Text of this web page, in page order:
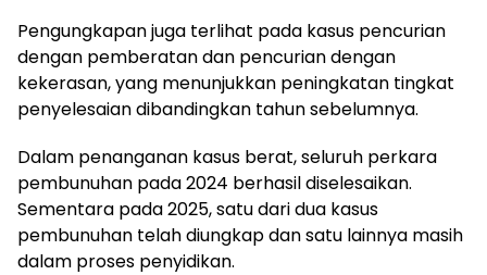
Pengungkapan juga terlihat pada kasus pencurian
dengan pemberatan dan pencurian dengan
kekerasan, yang menunjukkan peningkatan tingkat
penyelesaian dibandingkan tahun sebelumnya.
Dalam penanganan kasus berat, seluruh perkara
pembunuhan pada 2024 berhasil diselesaikan.
Sementara pada 2025, satu dari dua kasus
pembunuhan telah diungkap dan satu lainnya masih
dalam proses penyidikan.